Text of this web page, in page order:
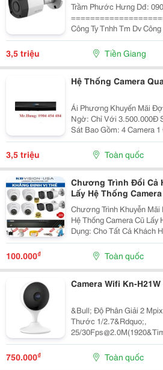
Trầm Phước Hưng Dđ: 0904 454 484
Công Ty Tnhh Tm Dv Công Nghệ
Trụ Sở: 56M/3 Trung Mỹ
12, Hcm Chi Nhánh: 814 Trường Chinh, P. 15, Quận Tân
Bình, Hc
3,5 triệu Tiền Giang
Hệ Thống Camera
Ái Phương Khuyến Mãi
Ngờ: Chỉ Với 3.500.000Đ Sẽ Có Ngay Ht Camera Quan
Sát Bao Gồm: 4 Camera 1 Đầu Ghi Hình 4 Nguồn 8 Jack
Bnc 1 Ổ Cứng 500G Lắp Đặt Hoàn Toàn Miễn Phí Miễn
Phí Tên Miền Liên Hệ: 814...
3,5 triệu Toàn quốc
Chương Trình Đổi Cả
Lấy Hệ Thống
Chương Trình Khuyễn Mãi
Hệ Thống Camera Cũ Lấy
Dụng: Cho Tất Cả Khách
Lệ Áp Dụng: Chi Phí Đổi Mới Tính Theo Đơn Vị Sản
100.000₫ Toàn quốc
Camera Wifi Kn-H21W
&Bull; Độ Phân Giải 2
Thước 1/2.7&Rdquo;,
25/
Định 2,8Mm Cho Góc
131&Deg;(D) &Bull;
Tối Thiểu 1.96Lux/
750.000₫ Toàn quốc